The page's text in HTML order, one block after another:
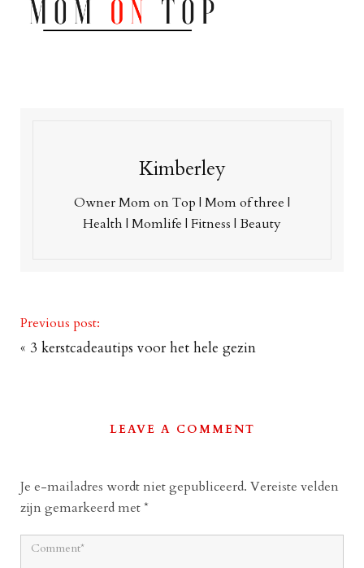
Kimberley
Owner Mom on Top | Mom of three |
Health | Momlife | Fitness | Beauty
Previous post:
« 3 kerstcadeautips voor het hele gezin
LEAVE A COMMENT
Je e-mailadres wordt niet gepubliceerd. Vereiste velden
zijn gemarkeerd met*